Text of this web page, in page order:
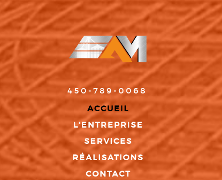
450-789-0068
ACCUEIL
L'ENTREPRISE
SERVICES
RÉALISATIONS
CONTACT